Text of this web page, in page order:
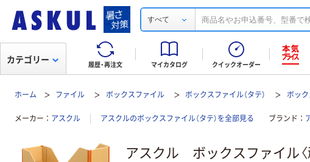
すべて
履歴・再注文 マイカタログ クイックオーダー
カテゴリー
ホーム ファイル ボックスファイル ボックスファイル（タテ） ボック
メーカー アスクル アスクルのボックスファイル（タテ）を全部見る ブランド
アスクル ボックスファイル